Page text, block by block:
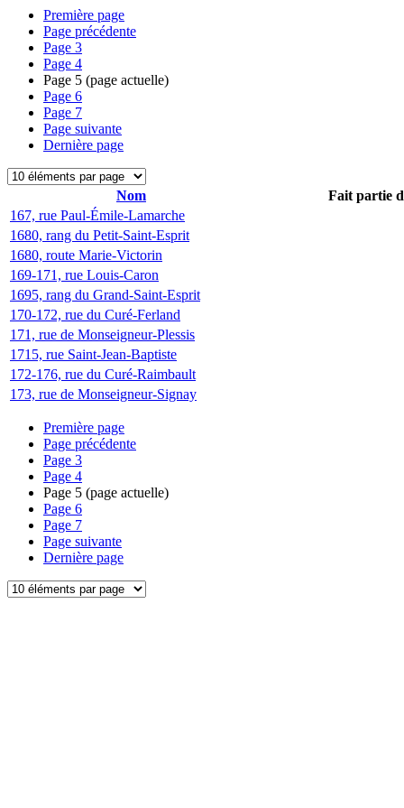
Première page
Page précédente
Page 3
Page 4
Page 5 (page actuelle)
Page 6
Page 7
Page suivante
Dernière page
Nom
Fait partie
167, rue Paul-Émile-Lamarche
1680, rang du Petit-Saint-Esprit
1680, route Marie-Victorin
169-171, rue Louis-Caron
1695, rang du Grand-Saint-Esprit
170-172, rue du Curé-Ferland
171, rue de Monseigneur-Plessis
1715, rue Saint-Jean-Baptiste
172-176, rue du Curé-Raimbault
173, rue de Monseigneur-Signay
Première page
Page précédente
Page 3
Page 4
Page 5 (page actuelle)
Page 6
Page 7
Page suivante
Dernière page